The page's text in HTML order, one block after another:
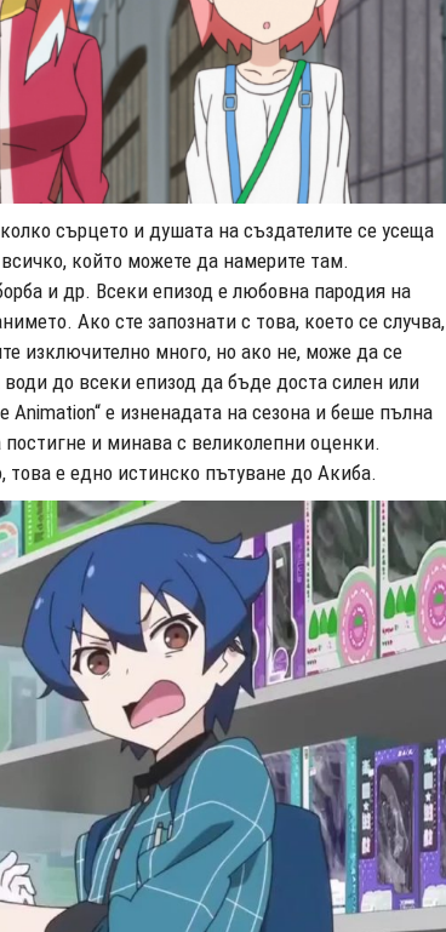
сърцето и душата на създателите се усеща
който можете да намерите там.
и др. Всеки епизод е любовна пародия на
Ако сте запознати с това, което се случва,
изключително много, но ако не, може да се
до всеки епизод да бъде доста силен или
Animation“ е изненадата на сезона и беше пълна
и минава с великолепни оценки.
това е едно истинско пътуване до Акиба.